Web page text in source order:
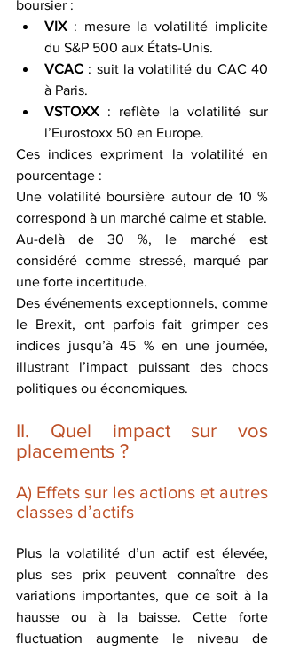
boursier :
VIX : mesure la volatilité implicite
du S&P 500 aux États-Unis.
VCAC : suit la volatilité du CAC 40
à Paris.
VSTOXX : reflète la volatilité sur
l’Eurostoxx 50 en Europe.
Ces indices expriment la volatilité en
pourcentage :
Une volatilité boursière autour de 10 %
correspond à un marché calme et stable.
Au-delà de 30 %, le marché est
considéré comme stressé, marqué par
une forte incertitude.
Des événements exceptionnels, comme
le Brexit, ont parfois fait grimper ces
indices jusqu’à 45 % en une journée,
illustrant l’impact puissant des chocs
politiques ou économiques.
II. Quel impact sur vos
placements ?
A) Effets sur les actions et autres
classes d’actifs
Plus la volatilité d’un actif est élevée,
plus ses prix peuvent connaître des
variations importantes, que ce soit à la
hausse ou à la baisse. Cette forte
fluctuation augmente le niveau de